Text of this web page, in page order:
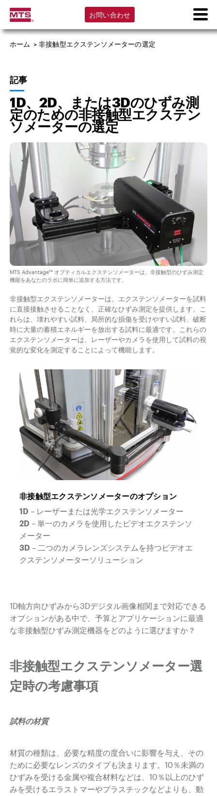
お問い合わせ
ホーム >非接触型エクステンソメーターの選定
記事
1D、2D、または3Dのひずみ測
定のための非接触型エクステン
ソメーターの選定
MTS Advantage™ オプティカルエクステンソメーターは、非接触型のひずみ測定
機能をあなたのラボに簡単に追加する方法です。
非接触型エクステンソメーターは、エクステンソメーターを試料
に直接接触させることなく、正確なひずみ測定を提供します。こ
れらは、壊れやすい試料、局所的な損傷を受けやすい試料、破断
時に大量の蓄積エネルギーを放出する試料に最適です。これらの
エクステンソメーターは、レーザーやカメラを使用して試料の視
覚的な変化を測定することによって機能します。
非接触型エクステンソメーターのオプション
1D – レーザーまたは光学エクステンソメーター
2D – 単一のカメラを使用したビデオエクステンソ
メーター
3D – 二つのカメラレンズシステムを持つビデオエ
クステンソメーターソリューション
1D軸方向ひずみから3Dデジタル画像相関まで対応できる
オプションがある中で、予算とアプリケーションに最適
な非接触型ひずみ測定機器をどのように選びますか？
非接触型エクステンソメーター選
定時の考慮事項
試料の材質
材質の種類は、必要な精度の度合いに影響を与え、その
ために必要なレンズのタイプも決まります。10％未満の
ひずみを受ける金属や複合材料などは、10％以上のひず
みを受けるエラストマーやプラスチックなどよりも、動